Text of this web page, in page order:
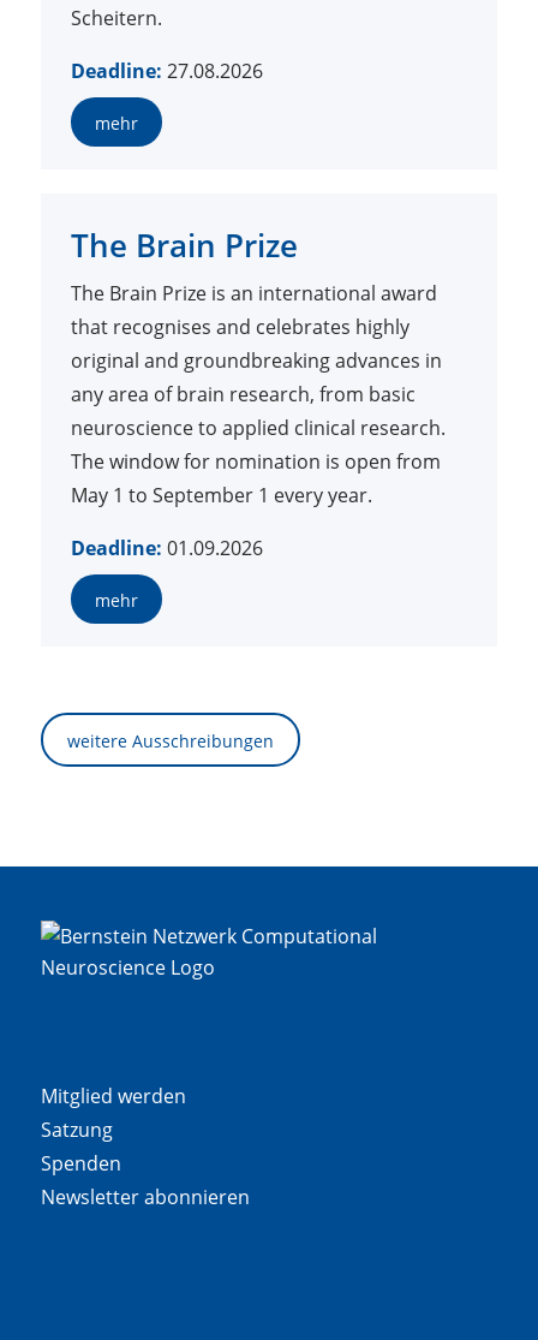
Scheitern.
Deadline: 27.08.2026
mehr
The Brain Prize
The Brain Prize is an international award
that recognises and celebrates highly
original and groundbreaking advances in
any area of brain research, from basic
neuroscience to applied clinical research.
The window for nomination is open from
May 1 to September 1 every year.
Deadline: 01.09.2026
mehr
weitere Ausschreibungen
Mitglied werden
Satzung
Spenden
Newsletter abonnieren